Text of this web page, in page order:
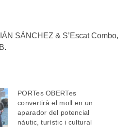
SÁNCHEZ & S’Escat Combo,
PORTes OBERTes
convertirà el moll en un
aparador del potencial
nàutic, turístic i cultural